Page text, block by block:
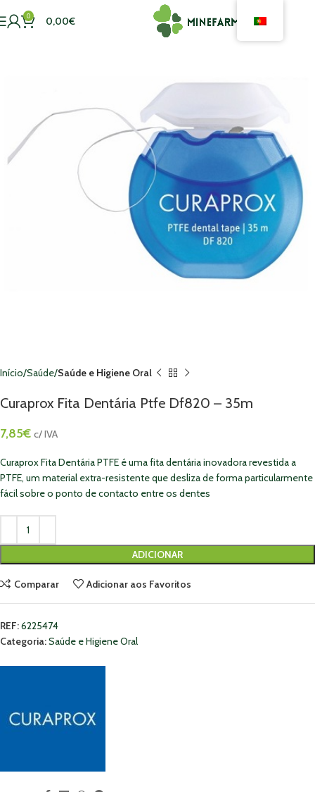
0 0,00€
Início Saúde Saúde e Higiene Oral
Curaprox Fita Dentária Ptfe Df820 – 35m
7,85€ c/ IVA
Curaprox Fita Dentária PTFE é uma fita dentária inovadora revestida a
PTFE, um material extra-resistente que desliza de forma particularmente
fácil sobre o ponto de contacto entre os dentes
ADICIONAR
Comparar Adicionar aos Favoritos
REF:6225474
Categoria:Saúde e Higiene Oral